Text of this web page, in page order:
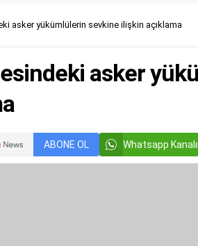
asker yükümlülerin sevkine ilişkin açıklama
asker
ABONE OL Whatsapp